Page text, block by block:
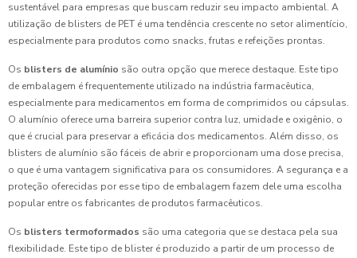
sustentável para empresas que buscam reduzir seu impacto ambiental. A
utilização de blisters de PET é uma tendência crescente no setor alimentício,
especialmente para produtos como snacks, frutas e refeições prontas.
Os blisters de alumínio são outra opção que merece destaque. Este tipo
de embalagem é frequentemente utilizado na indústria farmacêutica,
especialmente para medicamentos em forma de comprimidos ou cápsulas.
O alumínio oferece uma barreira superior contra luz, umidade e oxigênio, o
que é crucial para preservar a eficácia dos medicamentos. Além disso, os
blisters de alumínio são fáceis de abrir e proporcionam uma dose precisa,
o que é uma vantagem significativa para os consumidores. A segurança e a
proteção oferecidas por esse tipo de embalagem fazem dele uma escolha
popular entre os fabricantes de produtos farmacêuticos.
Os blisters termoformados são uma categoria que se destaca pela sua
flexibilidade. Este tipo de blister é produzido a partir de um processo de